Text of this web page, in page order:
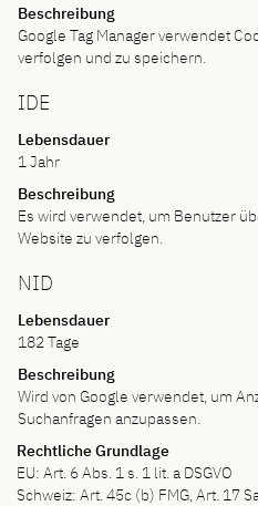
Beschreibung
Google Tag Manager verwendet
verfolgen und zu speichern.
IDE
Lebensdauer
1 Jahr
Beschreibung
Es wird verwendet, um Benutzer
Website zu verfolgen.
NID
Lebensdauer
182 Tage
Beschreibung
Wird von Google verwendet, um
Suchanfragen anzupassen.
Rechtliche Grundlage
EU: Art. 6 Abs. 1 s. 1 lit. a DSGVO
Schweiz: Art. 45c (b) FMG, Art. 17